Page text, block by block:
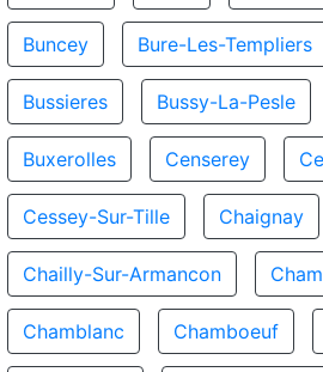
Buncey Bure-Les-Templiers
Bussieres Bussy-La-Pesle
Buxerolles Censerey
Cessey-Sur-Tille Chaignay
Chailly-Sur-Armancon
Chamblanc Chamboeuf